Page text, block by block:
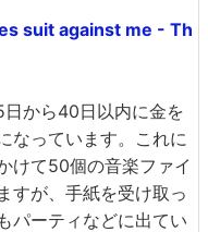
suit against me - Th
から40日以内に金を
なっています。これに
けて50個の音楽ファイ
すが、手紙を受け取っ
パーティなどに出てい